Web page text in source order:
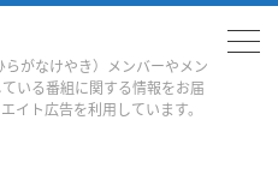
がなけやき）メンバーやメン
いる番組に関する情報をお届
イト広告を利用しています。